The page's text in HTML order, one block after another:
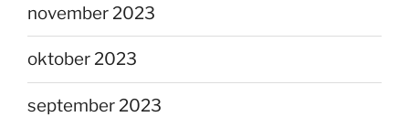
november 2023
oktober 2023
september 2023